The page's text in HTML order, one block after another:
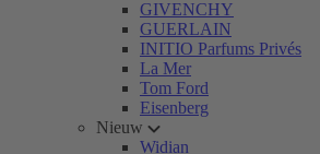
GIVENCHY
GUERLAIN
INITIO Parfums Privés
La Mer
Tom Ford
Eisenberg
Nieuw
Widian